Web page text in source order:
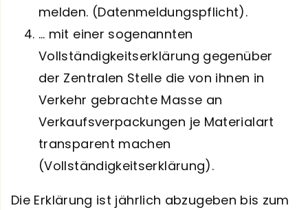
melden. (Datenmeldungspflicht).
… mit einer sogenannten
Vollständigkeitserklärung gegenüber
der Zentralen Stelle die von ihnen in
Verkehr gebrachte Masse an
Verkaufsverpackungen je Materialart
transparent machen
(Vollständigkeitserklärung).
Die Erklärung ist jährlich abzugeben bis zum